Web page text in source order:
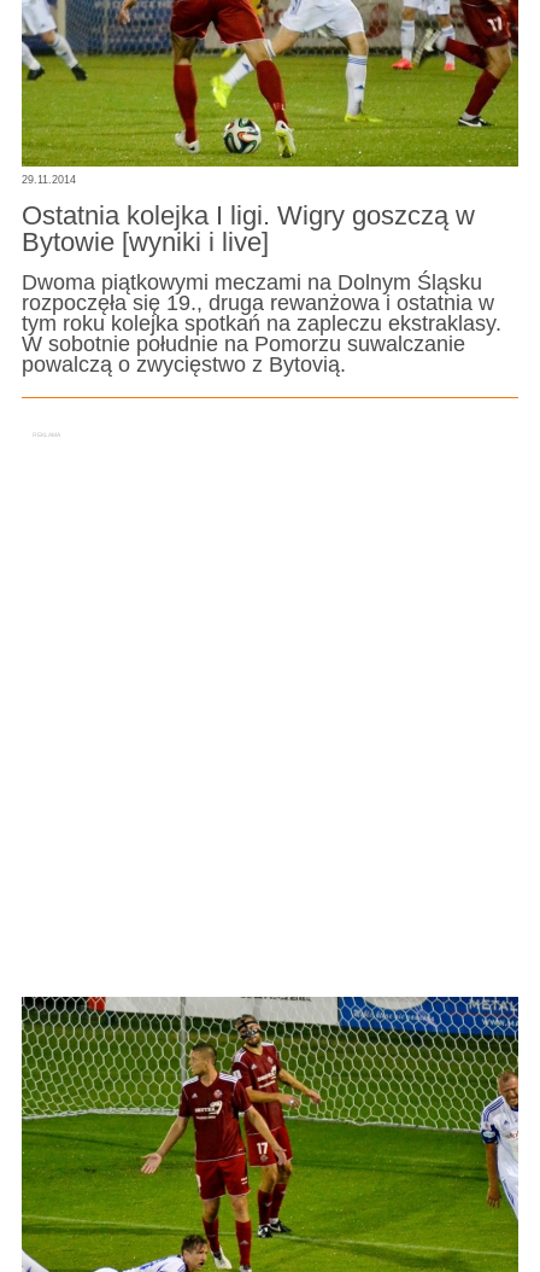
29.11.2014
Ostatnia kolejka I ligi. Wigry goszczą w
Bytowie [wyniki i live]
Dwoma piątkowymi meczami na Dolnym Śląsku
rozpoczęła się 19., druga rewanżowa i ostatnia w
tym roku kolejka spotkań na zapleczu ekstraklasy.
W sobotnie południe na Pomorzu suwalczanie
powalczą o zwycięstwo z Bytovią.